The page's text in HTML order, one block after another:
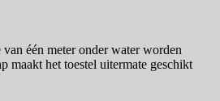
één meter onder water worden
maakt het toestel uitermate geschikt